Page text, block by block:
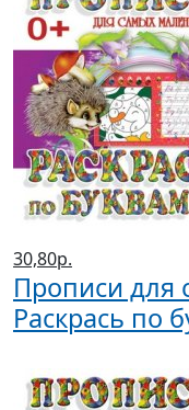
30,80р.
Прописи для
Раскрась по